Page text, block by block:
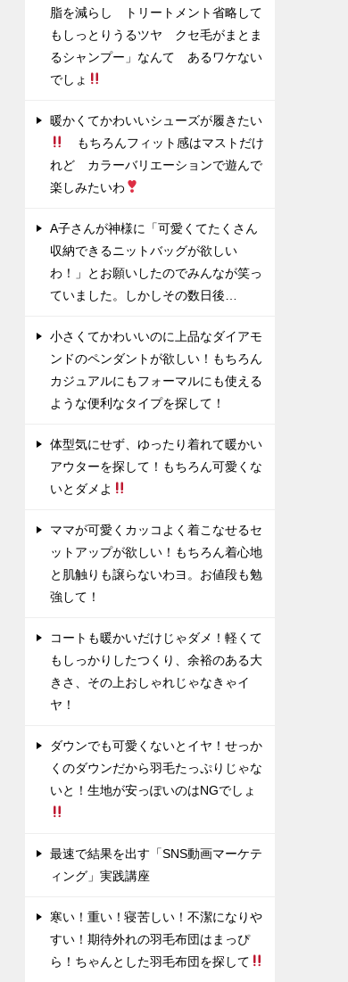
脂を減らし トリートメント省略して
もしっとりうるツヤ クセ毛がまとま
るシャンプー」なんて あるワケない
でしょ
暖かくてかわいいシューズが履きたい
もちろんフィット感はマストだけ
れど カラーバリエーションで遊んで
楽しみたいわ
A子さんが神様に「可愛くてたくさん
収納できるニットバッグが欲しい
わ！」とお願いしたのでみんなが笑っ
ていました。しかしその数日後…
小さくてかわいいのに上品なダイアモ
ンドのペンダントが欲しい！もちろん
カジュアルにもフォーマルにも使える
ような便利なタイプを探して！
体型気にせず、ゆったり着れて暖かい
アウターを探して！もちろん可愛くな
いとダメよ
ママが可愛くカッコよく着こなせるセ
ットアップが欲しい！もちろん着心地
と肌触りも譲らないわヨ。お値段も勉
強して！
コートも暖かいだけじゃダメ！軽くて
もしっかりしたつくり、余裕のある大
きさ、その上おしゃれじゃなきゃイ
ヤ！
ダウンでも可愛くないとイヤ！せっか
くのダウンだから羽毛たっぷりじゃな
いと！生地が安っぽいのはNGでしょ
最速で結果を出す「SNS動画マーケテ
ィング」実践講座
寒い！重い！寝苦しい！不潔になりや
すい！期待外れの羽毛布団はまっぴ
ら！ちゃんとした羽毛布団を探して